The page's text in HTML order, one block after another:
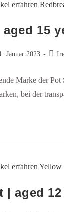
aged 15
Januar 2023
Marke der
bei der
| aged